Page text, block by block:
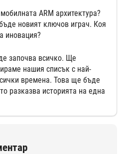
ARM архитектура?
новият ключов играч. Коя
иновация?
започва всичко. Ще
нашия списък с най-
времена. Това ще бъде
разказва историята на една